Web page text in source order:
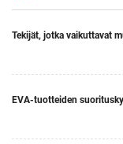
Tekijät, jotka vaikuttavat
EVA-tuotteiden